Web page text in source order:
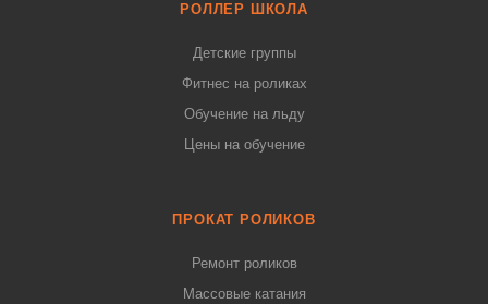
РОЛЛЕР ШКОЛА
Детские группы
Фитнес на роликах
Обучение на льду
Цены на обучение
ПРОКАТ РОЛИКОВ
Ремонт роликов
Массовые катания